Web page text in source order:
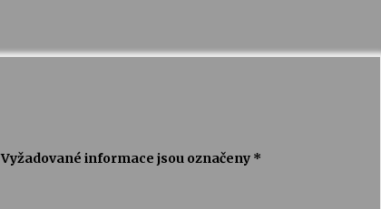
Vyžadované informace jsou označeny *